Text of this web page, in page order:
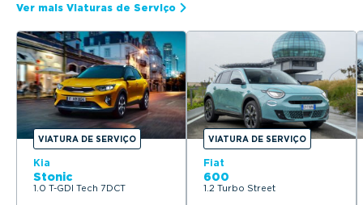
Ver mais Viaturas de Serviço
VIATURA DE SERVIÇO
Kia
Stonic
1.0 T-GDI Tech 7DCT
VIATURA DE SERVIÇO
Fiat
600
1.2 Turbo Street